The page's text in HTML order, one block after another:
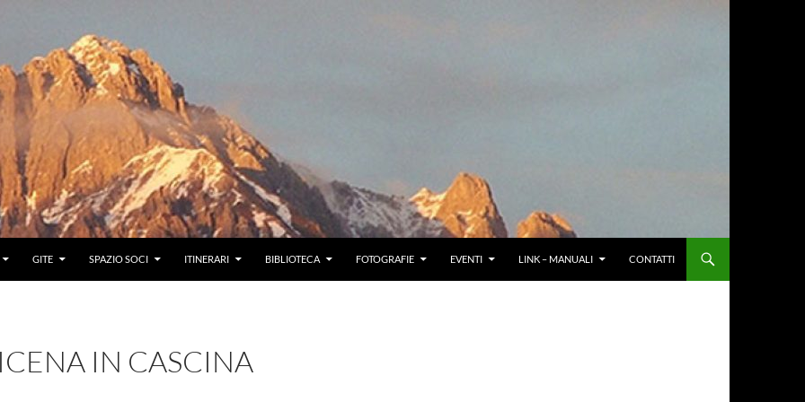
GITE SPAZIO SOCI ITINERARI BIBLIOTECA FOTOGRAFIE EVENTI LINK – MANUALI CONTATTI
IN CASCINA